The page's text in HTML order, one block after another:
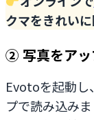
クマをきれいに
② 写真をアッ
Evotoを起動し
プで読み込み